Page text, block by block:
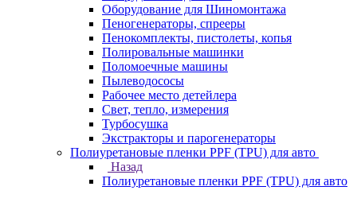
Оборудование для Шиномонтажа
Пеногенераторы, спрееры
Пенокомплекты, пистолеты, копья
Полировальные машинки
Поломоечные машины
Пылеводососы
Рабочее место детейлера
Свет, тепло, измерения
Турбосушка
Экстракторы и парогенераторы
Полиуретановые пленки PPF (TPU) для авто
Назад
Полиуретановые пленки PPF (TPU) для авто